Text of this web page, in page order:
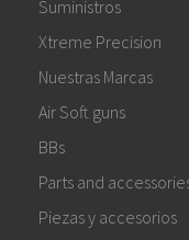
Suministros
Xtreme Precision
Nuestras Marcas
Air Soft guns
BBs
Parts and
Piezas y accesorios